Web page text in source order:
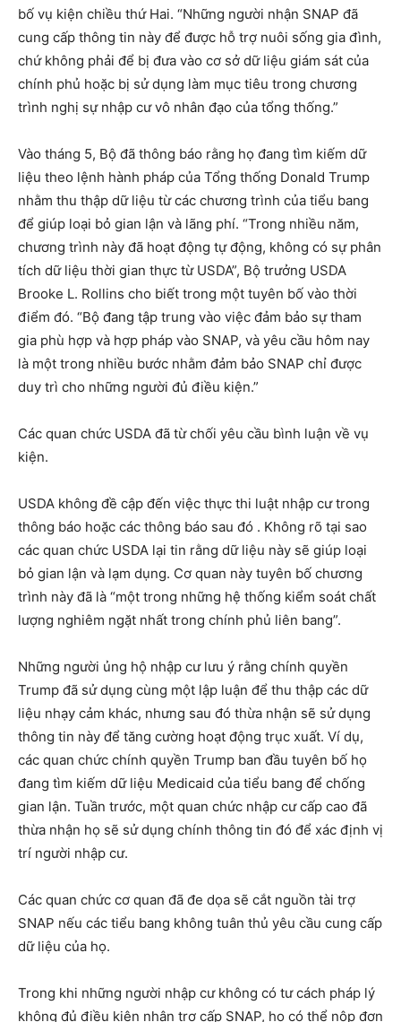
bố vụ kiện chiều thứ Hai. “Những người nhận SNAP đã
cung cấp thông tin này để được hỗ trợ nuôi sống gia đình,
chứ không phải để bị đưa vào cơ sở dữ liệu giám sát của
chính phủ hoặc bị sử dụng làm mục tiêu trong chương
trình nghị sự nhập cư vô nhân đạo của tổng thống.”
Vào tháng 5, Bộ đã thông báo rằng họ đang tìm kiếm dữ
liệu theo lệnh hành pháp của Tổng thống Donald Trump
nhằm thu thập dữ liệu từ các chương trình của tiểu bang
để giúp loại bỏ gian lận và lãng phí. “Trong nhiều năm,
chương trình này đã hoạt động tự động, không có sự phân
tích dữ liệu thời gian thực từ USDA”, Bộ trưởng USDA
Brooke L. Rollins cho biết trong một tuyên bố vào thời
điểm đó. “Bộ đang tập trung vào việc đảm bảo sự tham
gia phù hợp và hợp pháp vào SNAP, và yêu cầu hôm nay
là một trong nhiều bước nhằm đảm bảo SNAP chỉ được
duy trì cho những người đủ điều kiện.”
Các quan chức USDA đã từ chối yêu cầu bình luận về vụ
kiện.
USDA không đề cập đến việc thực thi luật nhập cư trong
thông báo hoặc các thông báo sau đó . Không rõ tại sao
các quan chức USDA lại tin rằng dữ liệu này sẽ giúp loại
bỏ gian lận và lạm dụng. Cơ quan này tuyên bố chương
trình này đã là “một trong những hệ thống kiểm soát chất
lượng nghiêm ngặt nhất trong chính phủ liên bang”.
Những người ủng hộ nhập cư lưu ý rằng chính quyền
Trump đã sử dụng cùng một lập luận để thu thập các dữ
liệu nhạy cảm khác, nhưng sau đó thừa nhận sẽ sử dụng
thông tin này để tăng cường hoạt động trục xuất. Ví dụ,
các quan chức chính quyền Trump ban đầu tuyên bố họ
đang tìm kiếm dữ liệu Medicaid của tiểu bang để chống
gian lận. Tuần trước, một quan chức nhập cư cấp cao đã
thừa nhận họ sẽ sử dụng chính thông tin đó để xác định vị
trí người nhập cư.
Các quan chức cơ quan đã đe dọa sẽ cắt nguồn tài trợ
SNAP nếu các tiểu bang không tuân thủ yêu cầu cung cấp
dữ liệu của họ.
Trong khi những người nhập cư không có tư cách pháp lý
không đủ điều kiện nhận trợ cấp SNAP, họ có thể nộp đơn